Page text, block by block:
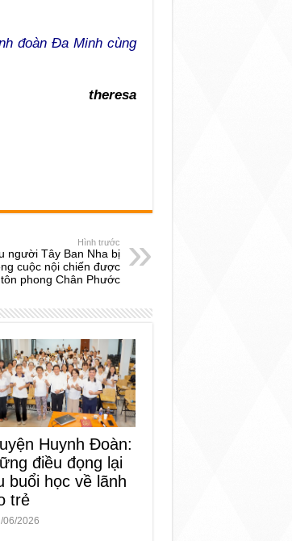
đoàn Đa Minh cùng
theresa
Hình trước
người Tây Ban Nha bị
cuộc nội chiến được
tôn phong Chân Phước
Huynh Đoàn:
điều đọng lại
buổi học về lãnh
trẻ
06/2026